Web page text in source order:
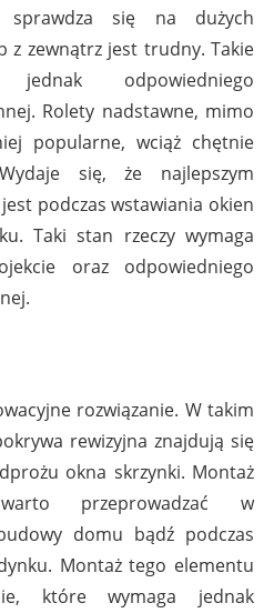
się na dużych
z zewnątrz jest trudny. Takie
jednak odpowiedniego
Rolety nadstawne, mimo
popularne, wciąż chętnie
się, że najlepszym
podczas wstawiania okien
Taki stan rzeczy wymaga
oraz odpowiedniego
rozwiązanie. W takim
rewizyjna znajdują się
okna skrzynki. Montaż
przeprowadzać w
domu bądź podczas
Montaż tego elementu
które wymaga jednak